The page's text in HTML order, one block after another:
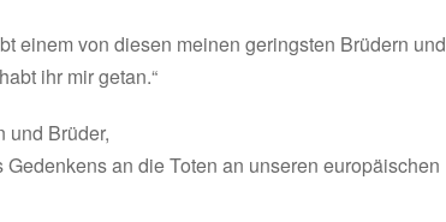
einem von diesen meinen geringsten Brüdern und
ihr mir getan.“
und Brüder,
Gedenkens an die Toten an unseren europäischen